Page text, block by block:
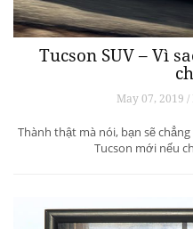
Tucson SUV – Vì
May 07, 2019
Thành thật mà nói, bạn sẽ
Tucson mới nếu